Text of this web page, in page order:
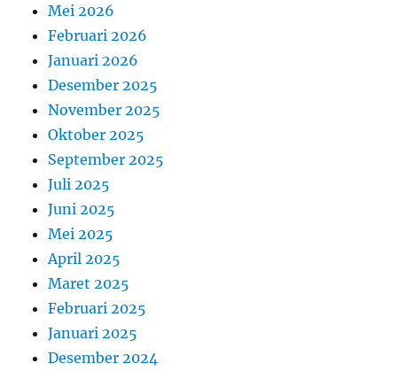
Mei 2026
Februari 2026
Januari 2026
Desember 2025
November 2025
Oktober 2025
September 2025
Juli 2025
Juni 2025
Mei 2025
April 2025
Maret 2025
Februari 2025
Januari 2025
Desember 2024